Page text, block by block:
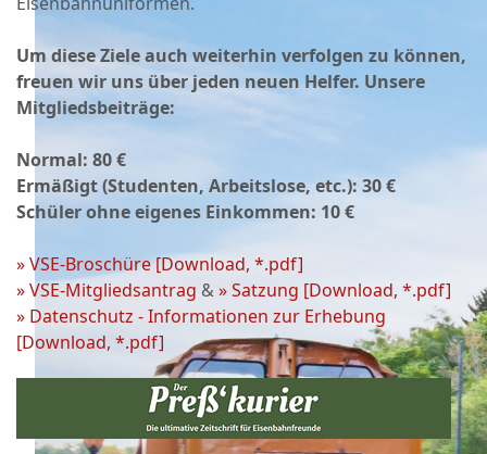
Um diese Ziele auch weiterhin verfolgen zu können,
freuen wir uns über jeden neuen Helfer. Unsere
Mitgliedsbeiträge:
Normal: 80 €
Ermäßigt (Studenten, Arbeitslose, etc.): 30 €
Schüler ohne eigenes Einkommen: 10 €
» VSE-Broschüre [Download, *.pdf]
» VSE-Mitgliedsantrag &» Satzung [Download, *.pdf]
» Datenschutz - Informationen zur Erhebung
[Download, *.pdf]